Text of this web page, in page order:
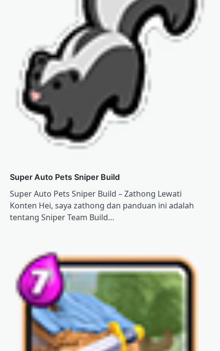
Super Auto Pets Sniper Build
Super Auto Pets Sniper Build – Zathong Lewati
Konten Hei, saya zathong dan panduan ini adalah
tentang Sniper Team Build…